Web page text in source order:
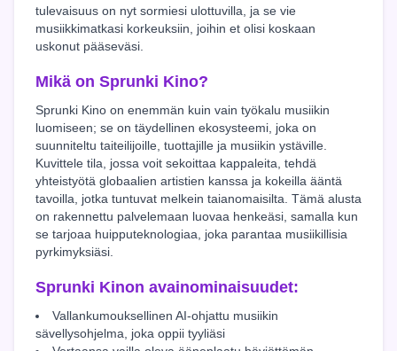
tulevaisuus on nyt sormiesi ulottuvilla, ja se vie
musiikkimatkasi korkeuksiin, joihin et olisi koskaan
uskonut pääseväsi.
Mikä on Sprunki Kino?
Sprunki Kino on enemmän kuin vain työkalu musiikin
luomiseen; se on täydellinen ekosysteemi, joka on
suunniteltu taiteilijoille, tuottajille ja musiikin ystäville.
Kuvittele tila, jossa voit sekoittaa kappaleita, tehdä
yhteistyötä globaalien artistien kanssa ja kokeilla ääntä
tavoilla, jotka tuntuvat melkein taianomaisilta. Tämä alusta
on rakennettu palvelemaan luovaa henkeäsi, samalla kun
se tarjoaa huipputeknologiaa, joka parantaa musiikillisia
pyrkimyksiäsi.
Sprunki Kinon avainominaisuudet:
Vallankumouksellinen AI-ohjattu musiikin
sävellysohjelma, joka oppii tyyliäsi